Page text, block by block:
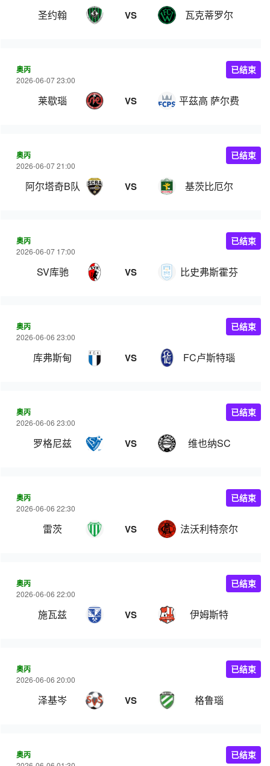
圣约翰 VS 瓦克蒂罗尔
奥丙
2026-06-07 23:00
莱歇瑙 VS 平茲高 萨尔费尔登
已结束
奥丙
2026-06-07 21:00
阿尔塔奇B队 VS 基茨比厄尔
已结束
奥丙
2026-06-07 17:00
SV库驰 VS 比史弗斯霍芬
已结束
奥丙
2026-06-06 23:00
库弗斯甸 VS FC卢斯特瑙
已结束
奥丙
2026-06-06 23:00
罗格尼兹 VS 维也纳SC
已结束
奥丙
2026-06-06 22:30
雷茨 VS 法沃利特奈尔
已结束
奥丙
2026-06-06 22:00
施瓦兹 VS 伊姆斯特
已结束
奥丙
2026-06-06 20:00
泽基岑 VS 格鲁瑙
已结束
奥丙 已结束